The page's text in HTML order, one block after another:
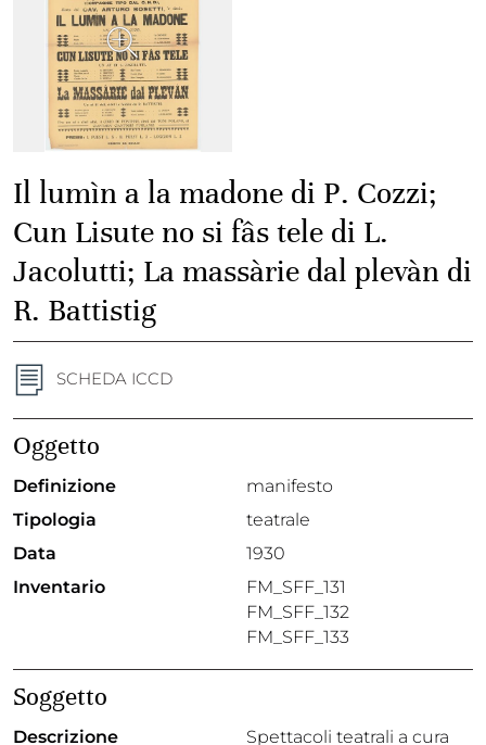
Il lumìn a la madone di P. Cozzi;
Cun Lisute no si fâs tele di L.
Jacolutti; La massàrie dal plevàn di
R. Battistig
SCHEDA ICCD
Oggetto
Definizione
manifesto
Tipologia
teatrale
Data
1930
Inventario
FM_SFF_131
FM_SFF_132
FM_SFF_133
Soggetto
Descrizione
Spettacoli teatrali a cura